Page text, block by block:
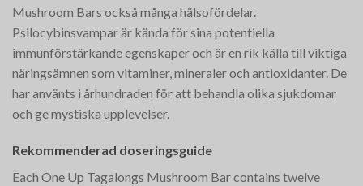
Mushroom Bars också många hälsofördelar.
Psilocybinsvampar är kända för sina potentiella
immunförstärkande egenskaper och är en rik källa till viktiga
näringsämnen som vitaminer, mineraler och antioxidanter. De
har använts i århundraden för att behandla olika sjukdomar
och ge mystiska upplevelser.
Rekommenderad doseringsguide
Each One Up Tagalongs Mushroom Bar contains twelve